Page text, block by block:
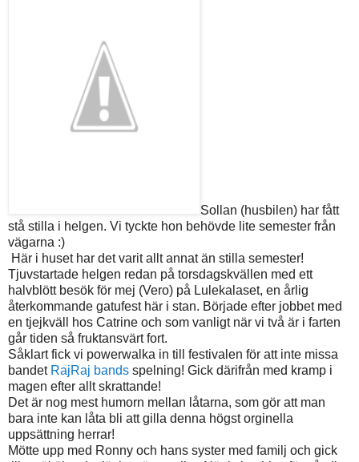
Sollan (husbilen) har fått
stå stilla i helgen. Vi tyckte hon behövde lite semester från
vägarna :)
Här i huset har det varit allt annat än stilla semester!
Tjuvstartade helgen redan på torsdagskvällen med ett
halvblött besök för mej (Vero) på Lulekalaset, en årlig
återkommande gatufest här i stan. Började efter jobbet med
en tjejkväll hos Catrine och som vanligt när vi två är i farten
går tiden så fruktansvärt fort.
Såklart fick vi powerwalka in till festivalen för att inte missa
bandet RajRaj bands spelning! Gick därifrån med kramp i
magen efter allt skrattande!
Det är nog mest humorn mellan låtarna, som gör att man
bara inte kan låta bli att gilla denna högst orginella
uppsättning herrar!
Mötte upp med Ronny och hans syster med familj och gick